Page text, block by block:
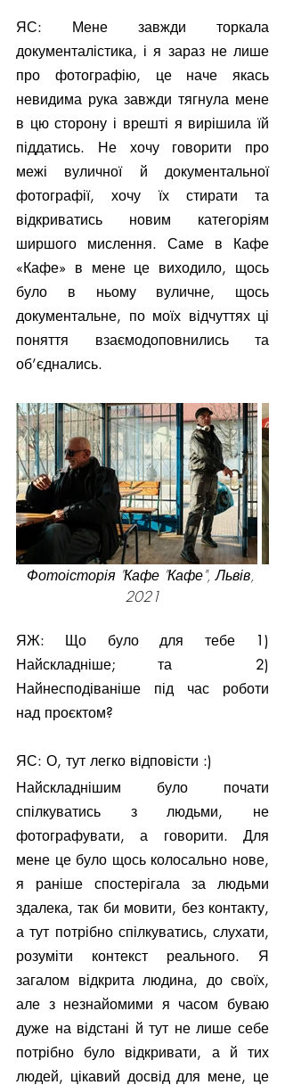
ЯС: Мене завжди торкала
документалістика, і я зараз не лише
про фотографію, це наче якась
невидима рука завжди тягнула мене
в цю сторону і врешті я вирішила їй
піддатись. Не хочу говорити про
межі вуличної й документальної
фотографії, хочу їх стирати та
відкриватись новим категоріям
ширшого мислення. Саме в Кафе
«Кафе» в мене це виходило, щось
було в ньому вуличне, щось
документальне, по моїх відчуттях ці
поняття взаємодоповнились та
об’єднались.
Фотоісторія "Кафе "Кафе", Львів,
2021
ЯЖ: Що було для тебе 1)
Найскладніше; та  2)
Найнесподіваніше під час роботи
над проєктом?
ЯС: О, тут легко відповісти :)
Найскладнішим було почати
спілкуватись з людьми, не
фотографувати, а говорити. Для
мене це було щось колосально нове,
я раніше спостерігала за людьми
здалека, так би мовити, без контакту,
а тут потрібно спілкуватись, слухати,
розуміти контекст реального. Я
загалом відкрита людина, до своїх,
але з незнайомими я часом буваю
дуже на відстані й тут не лише себе
потрібно було відкривати, а й тих
людей, цікавий досвід для мене, це